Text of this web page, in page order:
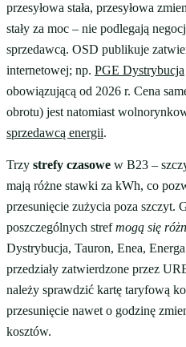
przesyłowa stała, przesyłowa
stały za moc – nie podlegają
sprzedawcą. OSD publikuje
internetowej; np. PGE Dystrybucja
obowiązującą od 2026 r. Cena
obrotu) jest natomiast
sprzedawcą energii.
Trzy strefy czasowe w B23 –
mają różne stawki za kWh, co
przesunięcie zużycia poza szczyt.
poszczególnych strefmogą się
Dystrybucja, Tauron, Enea,
przedziały zatwierdzone przez
należy sprawdzić kartę taryfową
przesunięcie nawet o godzinę
kosztów.